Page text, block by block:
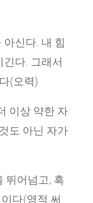
신다. 내 힘
다. 그래서
(오력)
이상 약한 자
도 아닌 자가
뛰어넘고, 흑
다(영적 써